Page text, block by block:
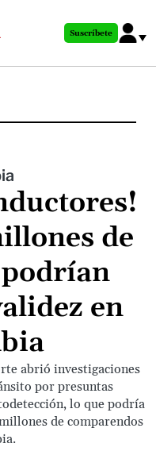
Suscríbete
de
en
abrió investigaciones
por presuntas
lo que podría
de comparendos